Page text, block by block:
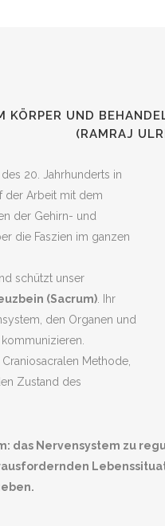
UND
(RAMRAJ
20. Jahrhunderts in
der Arbeit mit dem
der Gehirn- und
die Faszien im ganzen
schützt unser
(Sacrum) . Ihr
den Organen und
Methode,
Zustand des
das Nervensystem zu